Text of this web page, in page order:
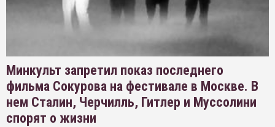
Минкульт запретил показ последнего
фильма Сокурова на фестивале в Москве. В
нем Сталин, Черчилль, Гитлер и Муссолини
спорят о жизни